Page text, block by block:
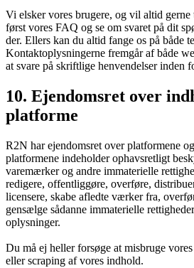
Vi elsker vores brugere, og vil altid
først vores FAQ og se om svaret på dit
der. Ellers kan du altid fange os på både
Kontaktoplysningerne fremgår af både
at svare på skriftlige henvendelser inden
10. Ejendomsret over
platforme
R2N har ejendomsret over platformene
platformene indeholder ophavsretligt
varemærker og andre immaterielle
redigere, offentliggøre, overføre,
licensere, skabe afledte værker fra,
gensælge sådanne immaterielle
oplysninger.
Du må ej heller forsøge at misbruge
eller scraping af vores indhold.